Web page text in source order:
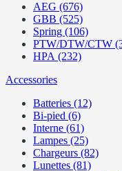
AEG (676)
GBB (525)
Spring (106)
PTW/DTW/CTW
HPA (232)
Accessories
Batteries (12)
Bi-pied (6)
Interne (61)
Lampes (25)
Chargeurs (82)
Lunettes (81)